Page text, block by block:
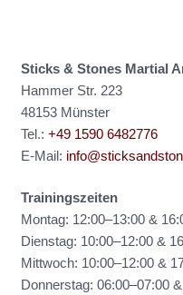
Sticks & Stones Martial
Hammer Str. 223
48153 Münster
Tel.: +49 1590 6482776
E-Mail:
Trainingszeiten
Montag: 12:00–13:00 &
Dienstag: 10:00–12:00 &
Mittwoch: 10:00–12:00 &
Donnerstag: 06:00–07:00